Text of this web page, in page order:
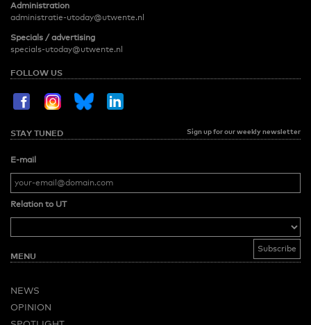
Administration
administratie-utoday@utwente.nl
Specials / advertising
specials-utoday@utwente.nl
FOLLOW US
STAY TUNED Sign up for our weekly newsletter
E-mail
Relation to UT
MENU
NEWS
OPINION